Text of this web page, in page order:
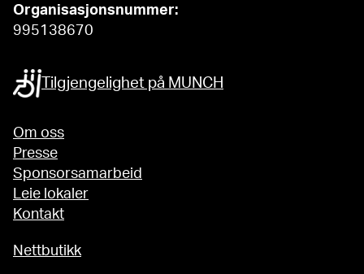
Organisasjonsnummer:
995138670
Tilgjengelighet på MUNCH
Om oss
Presse
Sponsorsamarbeid
Leie lokaler
Kontakt
Nettbutikk